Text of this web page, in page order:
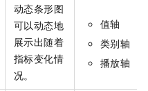
动态条形图
可以动态地
展示出随着
指标变化情
况。
值轴
类别轴
播放轴